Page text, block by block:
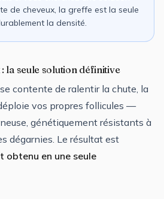
de cheveux, la greffe est la seule
la densité.
la seule solution définitive
contente de ralentir la chute, la
vos propres follicules —
génétiquement résistants à
dégarnies. Le résultat est
obtenu en une seule